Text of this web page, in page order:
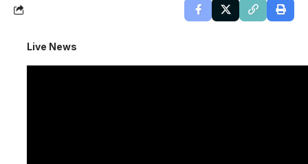
Live News